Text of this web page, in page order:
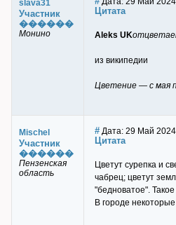
slava31
Участник
������
Монино
Цитата
Aleks UK
из википедии
Цветение — с мая
Mischel
Участник
������
Пензенская
область
# Дата: 29 Май
Цитата
Цветут сурепка и
чабрец; цветут
"бедноватое".
В городе